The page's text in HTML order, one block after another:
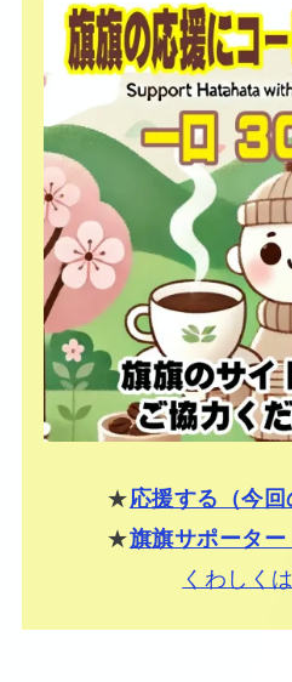
★応援する（今回
★旗旗サポーター
くわしく